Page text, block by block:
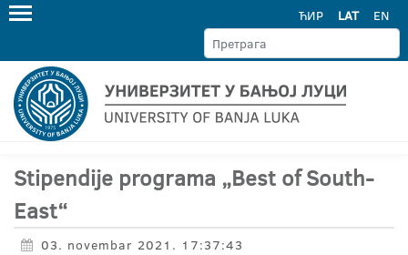
ЋИР LAT EN
Stipendije programa „Best of South-
East“
03. novembar 2021. 17:37:43